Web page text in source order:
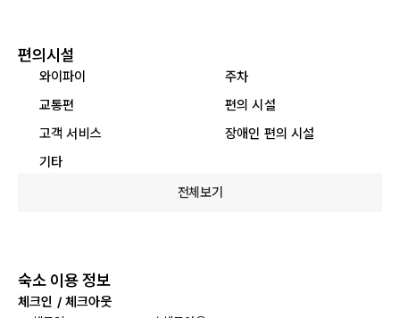
편의시설
와이파이
주차
교통편
편의 시설
고객 서비스
장애인 편의 시설
기타
전체보기
숙소 이용 정보
체크인 / 체크아웃